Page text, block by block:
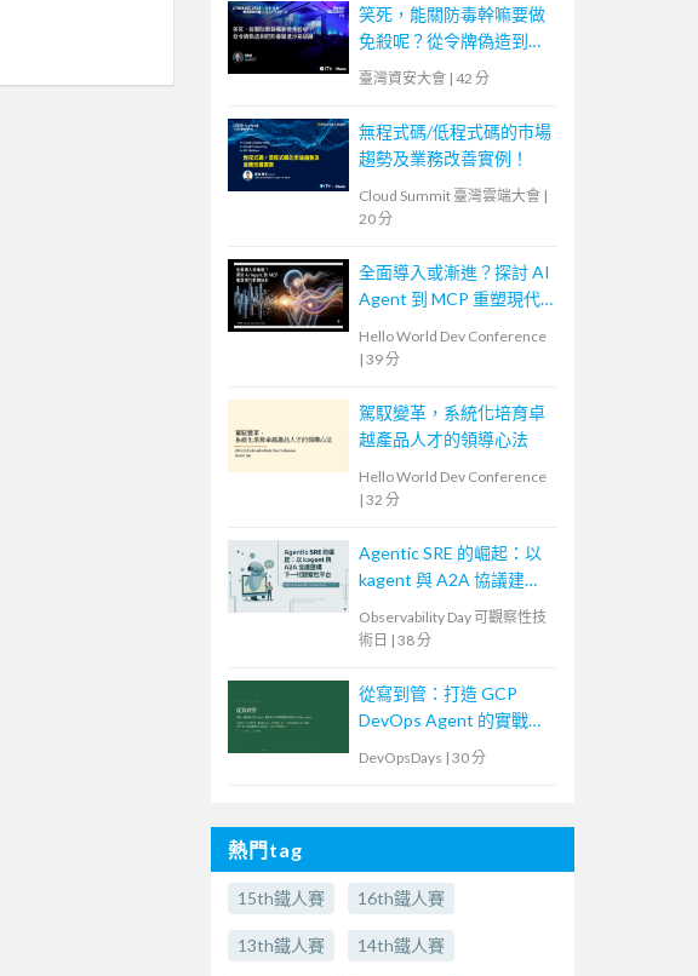
笑死，能關防毒幹嘛要做
免殺呢？從令牌偽造到把
防毒關進沙箱隔離
臺灣資安大會 | 42 分
無程式碼/低程式碼的市場
趨勢及業務改善實例！
Cloud Summit 臺灣雲端大會 |
20 分
全面導入或漸進？探討 AI
Agent 到 MCP 重塑現代
Hello World Dev Conference
| 39 分
駕馭變革，系統化培育卓
越產品人才的領導心法
Hello World Dev Conference
| 32 分
Agentic SRE 的崛起：以
kagent 與 A2A 協議建構
下一代觀察性平台
Observability Day 可觀察性技
術日 | 38 分
從寫到管：打造 GCP
DevOps Agent 的實戰紀
DevOpsDays | 30 分
熱門tag
15th鐵人賽 16th鐵人賽
13th鐵人賽 14th鐵人賽